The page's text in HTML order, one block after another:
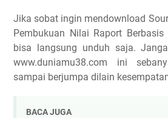
Jika sobat ingin mendownload
Pembukuan Nilai Raport Berbasis
bisa langsung unduh saja.
www.duniamu38.com ini
sampai berjumpa dilain
BACA JUGA